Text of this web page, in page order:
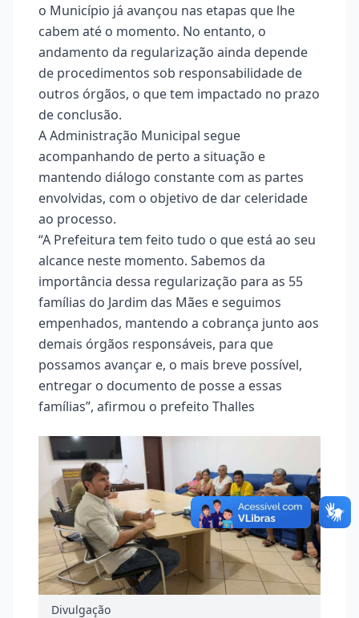
o Município já avançou nas etapas que lhe
cabem até o momento. No entanto, o
andamento da regularização ainda depende
de procedimentos sob responsabilidade de
outros órgãos, o que tem impactado no prazo
de conclusão.
A Administração Municipal segue
acompanhando de perto a situação e
mantendo diálogo constante com as partes
envolvidas, com o objetivo de dar celeridade
ao processo.
“A Prefeitura tem feito tudo o que está ao seu
alcance neste momento. Sabemos da
importância dessa regularização para as 55
famílias do Jardim das Mães e seguimos
empenhados, mantendo a cobrança junto aos
demais órgãos responsáveis, para que
possamos avançar e, o mais breve possível,
entregar o documento de posse a essas
famílias”, afirmou o prefeito Thalles
Divulgação